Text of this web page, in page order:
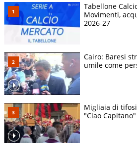
Tabellone
Movimenti,
2026-27
Cairo: Baresi
umile come
Migliaia di
"Ciao Capitano"